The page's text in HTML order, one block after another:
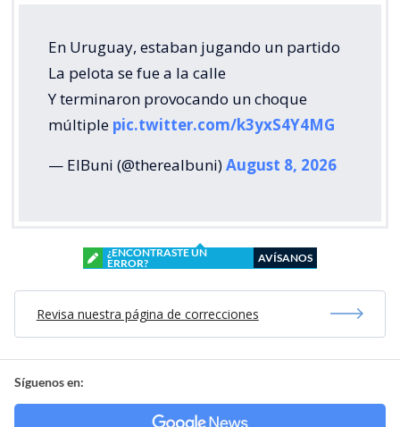
En Uruguay, estaban jugando un partido
La pelota se fue a la calle
Y terminaron provocando un choque
múltiple pic.twitter.com/k3yxS4Y4MG
— ElBuni (@therealbuni)August 8, 2026
¿ENCONTRASTE UN
ERROR?
AVÍSANOS
Revisa nuestra página de correcciones
Síguenos en: